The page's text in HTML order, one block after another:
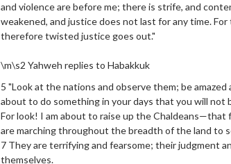
and violence are before me; there is strife, and
weakened, and justice does not last for any time.
therefore twisted justice goes out."
\m\s2 Yahweh replies to Habakkuk
5 "Look at the nations and observe them; be
about to do something in your days that you will not
For look! I am about to raise up the
are marching throughout the breadth of the land to
7 They are terrifying and fearsome; their judgment
themselves.